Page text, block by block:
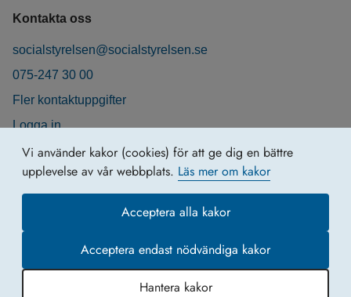
Vi använder kakor (cookies) för att ge dig en bättre
upplevelse av vår webbplats. Läs mer om kakor
Acceptera alla kakor
Acceptera endast nödvändiga kakor
Hantera kakor
Kontakta oss
socialstyrelsen@socialstyrelsen.se
075-247 30 00
Fler kontaktuppgifter
Logga in
Behandling av personuppgifter